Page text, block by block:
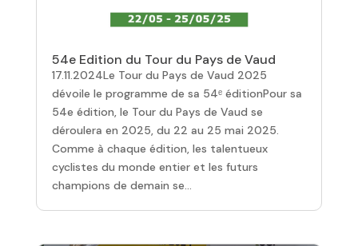
54e Edition du Tour du Pays de Vaud
17.11.2024Le Tour du Pays de Vaud 2025
dévoile le programme de sa 54ᵉ éditionPour sa
54e édition, le Tour du Pays de Vaud se
déroulera en 2025, du 22 au 25 mai 2025.
Comme à chaque édition, les talentueux
cyclistes du monde entier et les futurs
champions de demain se...